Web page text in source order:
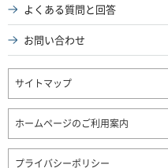
よくある質問と回答
お問い合わせ
サイトマップ
ホームページのご利用案内
プライバシーポリシー